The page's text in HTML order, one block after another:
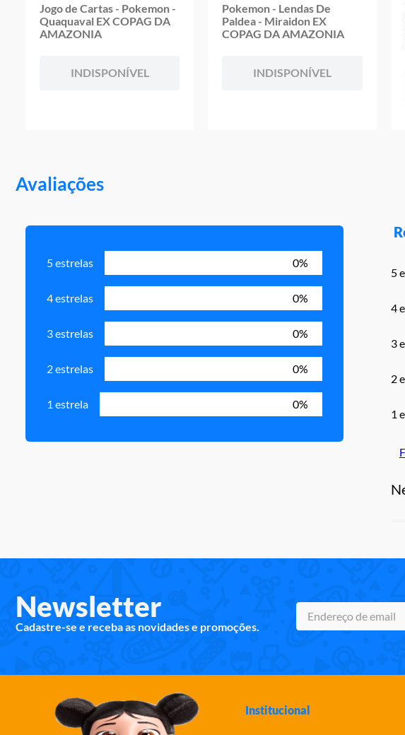
Jogo de Cartas - Pokemon -
Quaquaval EX COPAG DA
AMAZONIA
INDISPONÍVEL
Pokemon - Lendas De
Paldea - Miraidon EX
COPAG DA AMAZONIA
INDISPONÍVEL
Avaliações
5 estrelas 0%
4 estrelas 0%
3 estrelas 0%
2 estrelas 0%
1 estrela 0%
5
4
3
2
1
Newsletter
Cadastre-se e receba as novidades e promoções.
Institucional